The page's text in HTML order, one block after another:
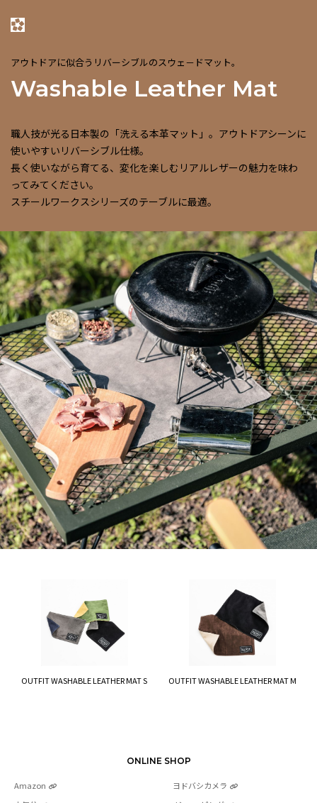
アウトドアに似合うリバーシブルのスウェ－ドマット。
Washable Leather Mat
職人技が光る日本製の「洗える本革マット」。アウトドアシーンに
使いやすいリバーシブル仕様。
長く使いながら育てる、変化を楽しむリアルレザーの魅力を味わ
ってみてください。
スチールワークスシリーズのテーブルに最適。
OUTFIT WASHABLE LEATHER MAT S OUTFIT WASHABLE LEATHER MAT M
ONLINE SHOP
Amazon
ヨドバシカメラ